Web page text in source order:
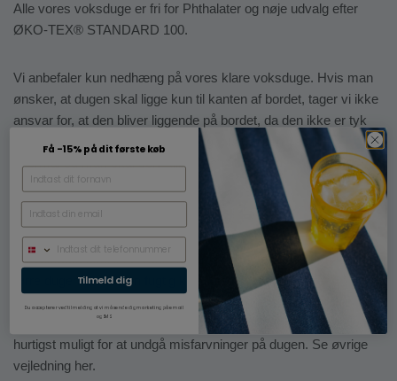
Alle vores voksduge er fri for Phthalater og nøje udvalg efter
ØKO-TEX® STANDARD 100.
Vi anbefaler kun nedhæng på vores klare voksduge. Hvis man
ønsker, at dugen skal ligge kun til kanten af bordet, tager vi ikke
ansvar for, at den bliver liggende på bordet, da den ikke er tyk
eller tung nok. Ønskes dette stadig, skal dugen bestilles i
overmål og man skal selv klippe den til på stedet.
Brug og vejledning
En voksdug skal ikke vaskes i maskinen, fordi du nemt kan
tørre dugen af med en fugtig klud. Dog skal man være
opmærksom på, at nogle spildte væsker f.eks. tomat- eller
karrysaucer kan lave pletter på dugen. Tør derfor altid spild af
hurtigst muligt for at undgå misfarvninger på dugen. Se øvrige
vejledning her.
Få -15% på dit første køb
Tilmeld dig
Du accepterer ved tilmelding at vi må sende dig marketing på email
og SMS.